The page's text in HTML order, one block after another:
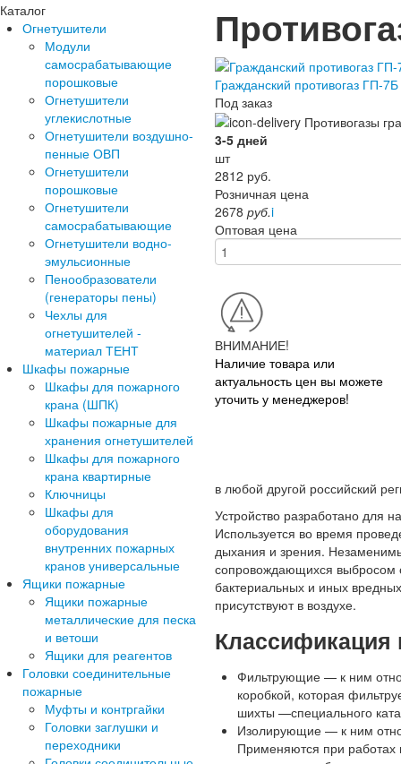
Каталог
Огнетушители
Модули
самосрабатывающие
порошковые
Огнетушители
углекислотные
Огнетушители воздушно-
пенные ОВП
Огнетушители
порошковые
Огнетушители
самосрабатывающие
Огнетушители водно-
эмульсионные
Пенообразователи
(генераторы пены)
Чехлы для
огнетушителей -
материал ТЕНТ
Шкафы пожарные
Шкафы для пожарного
крана (ШПК)
Шкафы пожарные для
хранения огнетушителей
Шкафы для пожарного
крана квартирные
Ключницы
Шкафы для
оборудования
внутренних пожарных
кранов универсальные
Ящики пожарные
Ящики пожарные
металлические для песка
и ветоши
Ящики для реагентов
Головки соединительные
пожарные
Муфты и контргайки
Головки заглушки и
переходники
Гражданский противогаз ГП-
Под заказ
3-5 дней
шт
2812 руб.
Розничная цена
2678 руб.i
Оптовая цена
ВНИМАНИЕ!
Наличие товара или
актуальность цен вы можете
уточить у менеджеров!
в любой другой российский
Устройство разработано для
Используется во время
дыхания и зрения.
сопровождающихся выбросом
бактериальных и иных
присутствуют в воздухе.
Классификация
Фильтрующие — к ним
коробкой, которая
шихты —специального
Изолирующие — к ним
Применяются при работах